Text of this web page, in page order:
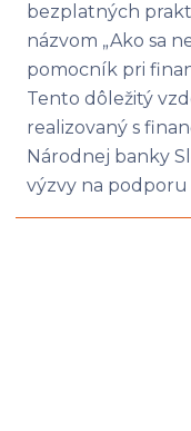
bezplatných
názvom „Ako sa
pomocník pri
Tento dôležitý
realizovaný s
Národnej banky
výzvy na